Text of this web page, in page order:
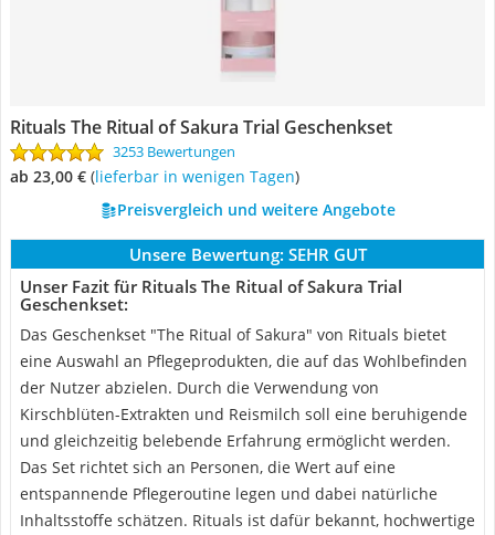
Rituals The Ritual of Sakura Trial Geschenkset
3253 Bewertungen
ab 23,00 € ( Lieferbar in wenigen Tagen)
Preisvergleich und weitere Angebote
Unsere Bewertung: SEHR GUT
Unser Fazit für Rituals The Ritual of Sakura Trial
Geschenkset:
Das Geschenkset "The Ritual of Sakura" von Rituals bietet
eine Auswahl an Pflegeprodukten, die auf das Wohlbefinden
der Nutzer abzielen. Durch die Verwendung von
Kirschblüten-Extrakten und Reismilch soll eine beruhigende
und gleichzeitig belebende Erfahrung ermöglicht werden.
Das Set richtet sich an Personen, die Wert auf eine
entspannende Pflegeroutine legen und dabei natürliche
Inhaltsstoffe schätzen. Rituals ist dafür bekannt, hochwertige